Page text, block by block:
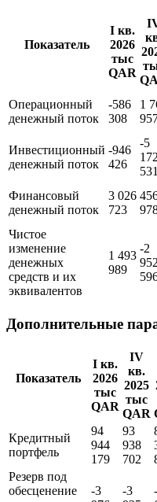
Показатель
I кв.
2026
тыс
QAR
Операционный
денежный поток
-586
308
1
Инвестиционный
денежный поток
-946
426
-5
172
531
Финансовый
денежный поток
3 026
723
Чистое
изменение
денежных
средств и их
эквивалентов
1 493
989
-2
952
Дополнительные
Показатель
I кв.
2026
тыс
QAR
IV
кв.
2025
тыс
QAR
Кредитный
портфель
94
944
179
93
938
702
Резерв под
обесценение
-3
-3